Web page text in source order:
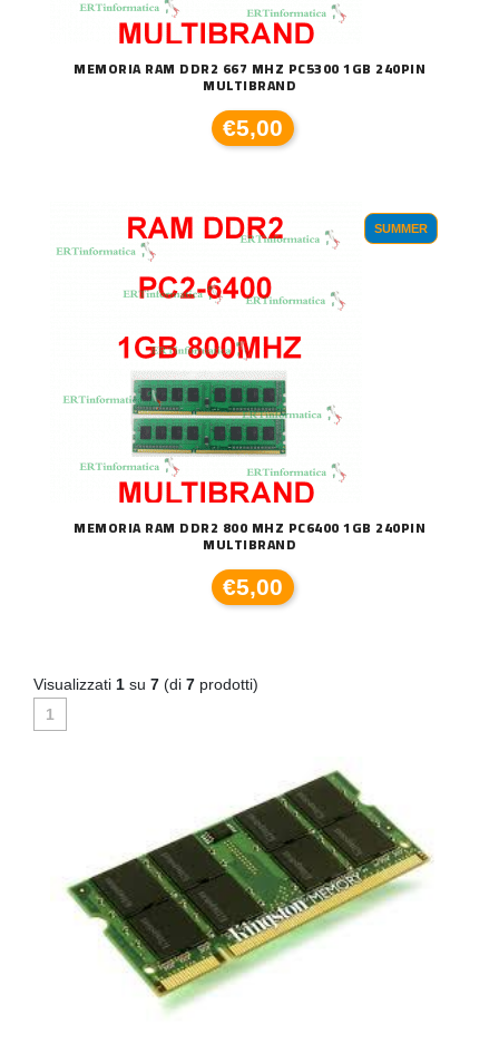
MEMORIA RAM DDR2 667 MHZ PC5300 1GB 240PIN
MULTIBRAND
€5,00
SUMMER
MEMORIA RAM DDR2 800 MHZ PC6400 1GB 240PIN
MULTIBRAND
€5,00
Visualizzati 1 su 7 (di 7 prodotti)
1